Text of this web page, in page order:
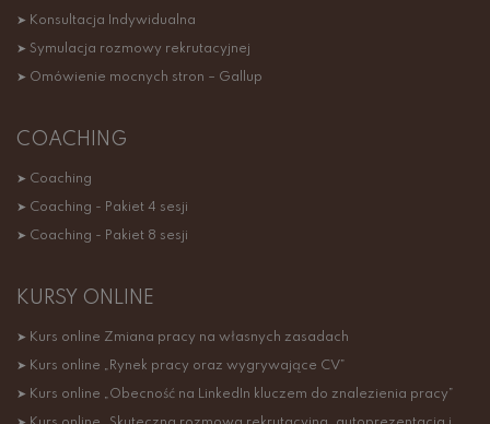
➤ Konsultacja Indywidualna
➤ Symulacja rozmowy rekrutacyjnej
➤ Omówienie mocnych stron – Gallup
COACHING
➤ Coaching
➤ Coaching - Pakiet 4 sesji
➤ Coaching - Pakiet 8 sesji
KURSY ONLINE
➤ Kurs online Zmiana pracy na własnych zasadach
➤ Kurs online „Rynek pracy oraz wygrywające CV”
➤ Kurs online „Obecność na LinkedIn kluczem do znalezienia pracy”